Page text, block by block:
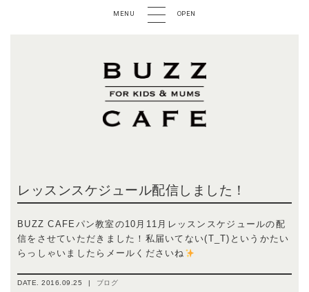
MENU OPEN
レッスンスケジュール配信しました！
BUZZ CAFEパン教室の10月11月レッスンスケジュールの配
信をさせていただきました！私届いてない(T_T)というかたい
らっしゃいましたらメールくださいね
DATE.2016.09.25 ブログ